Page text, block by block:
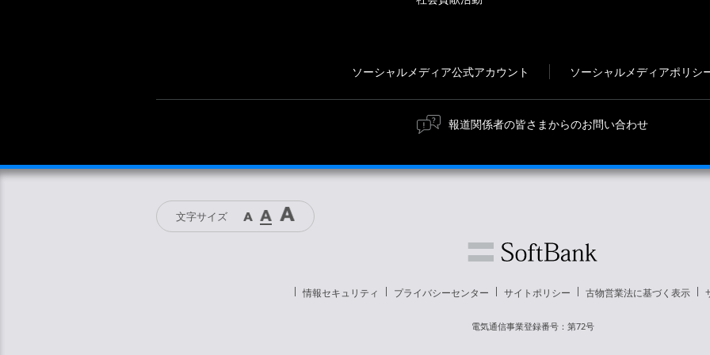
ソーシャルメディア公式アカウント ソーシャルメディアポリシ
報道関係者の皆さまからのお問い合わせ
文字サイズ
情報セキュリティ プライバシーセンター サイトポリシー 古物営業法に基づく表示
電気通信事業登録番号：第72号